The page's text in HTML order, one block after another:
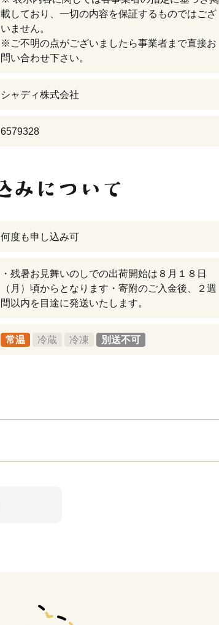
載しており、一切の内容を保証するものではござ
いません。
※ご不明の点がございましたら事業者まで直接お
問い合わせ下さい。
シャディ株式会社
6579328
何度も申し込み可
・残暑お見舞いのしでの出荷開始は８月１８日
（月）頃からとなります・寄附のご入金後、２週
間以内を目途に発送いたします。
常温 冷蔵 冷凍 別送不可